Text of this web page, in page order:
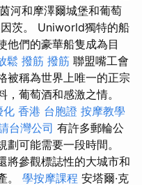
河和摩澤爾城堡和葡萄
茨。 Uniworld獨特的船
他們的豪華船隻成為目
鬆 撥筋 撥筋 聯盟嘴工會
被稱為世界上唯一的正宗
葡萄酒和感激之情。
化 香港 台胞證 按摩教學
台灣公司 有許多郵輪公
可能需要一段時間。
將參觀標誌性的大城市和
。 學按摩課程 安塔爾·克